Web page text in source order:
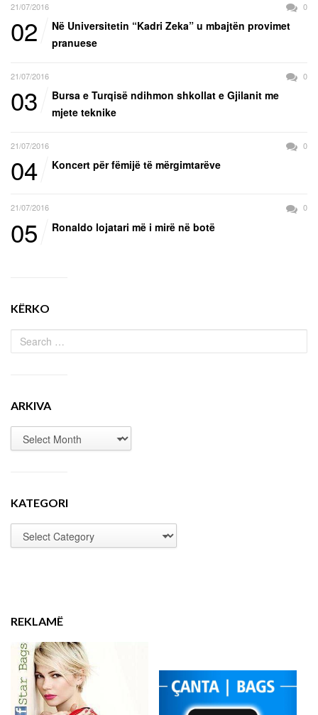
21/07/2016 0
02
Në Universitetin “Kadri Zeka” u mbajtën provimet
pranuese
21/07/2016 0
03
Bursa e Turqisë ndihmon shkollat e Gjilanit me
mjete teknike
21/07/2016 0
04 Koncert për fëmijë të mërgimtarëve
21/07/2016 0
05 Ronaldo lojatari më i mirë në botë
KËRKO
ARKIVA
KATEGORI
REKLAMË